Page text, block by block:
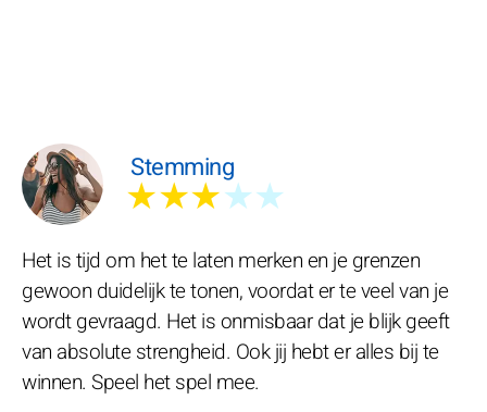
Stemming
★★★★★
Het is tijd om het te laten merken en je grenzen
gewoon duidelijk te tonen, voordat er te veel van je
wordt gevraagd. Het is onmisbaar dat je blijk geeft
van absolute strengheid. Ook jij hebt er alles bij te
winnen. Speel het spel mee.